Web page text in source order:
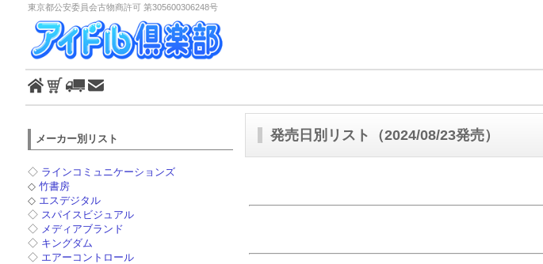
東京都公安委員会古物商許可 第305600306248号
メーカー別リスト
◇ ラインコミュニケーションズ
◇ 竹書房
◇ エスデジタル
◇ スパイスビジュアル
◇ メディアブランド
◇ キングダム
◇ エアーコントロール
発売日別リスト（2024/08/23発売）